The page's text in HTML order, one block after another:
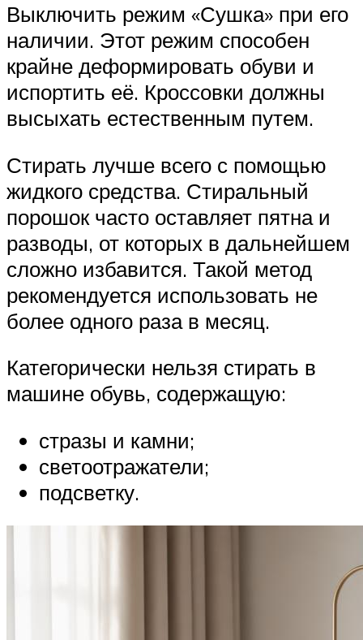
Выключить режим «Сушка» при его
наличии. Этот режим способен
крайне деформировать обуви и
испортить её. Кроссовки должны
высыхать естественным путем.
Стирать лучше всего с помощью
жидкого средства. Стиральный
порошок часто оставляет пятна и
разводы, от которых в дальнейшем
сложно избавится. Такой метод
рекомендуется использовать не
более одного раза в месяц.
Категорически нельзя стирать в
машине обувь, содержащую:
стразы и камни;
светоотражатели;
подсветку.